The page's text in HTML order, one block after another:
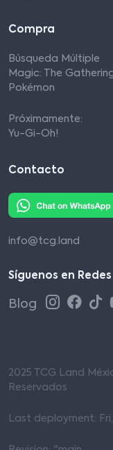
Compra
Búsqueda Múltiple
Magic: The
Pokémon
Próximamente:
Yu-Gi-Oh!
Contacto
info@tcg.land
Síguenos en Redes
Blog
2025 TCG Land
Reservados
Last deployment: